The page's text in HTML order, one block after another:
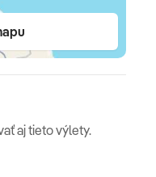
aj tieto výlety.